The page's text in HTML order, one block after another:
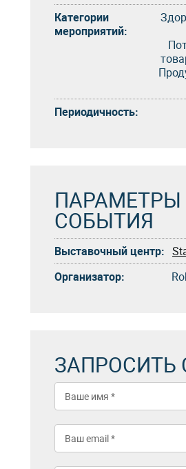
Категории
мероприятий:
Периодичность:
ПАРАМЕТРЫ
СОБЫТИЯ
Выставочный центр:
Организатор:
ЗАПРОСИТЬ